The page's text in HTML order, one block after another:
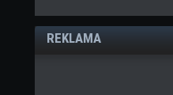
REKLAMA